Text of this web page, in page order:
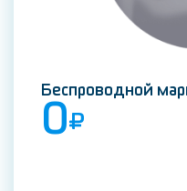
Беспроводной
0